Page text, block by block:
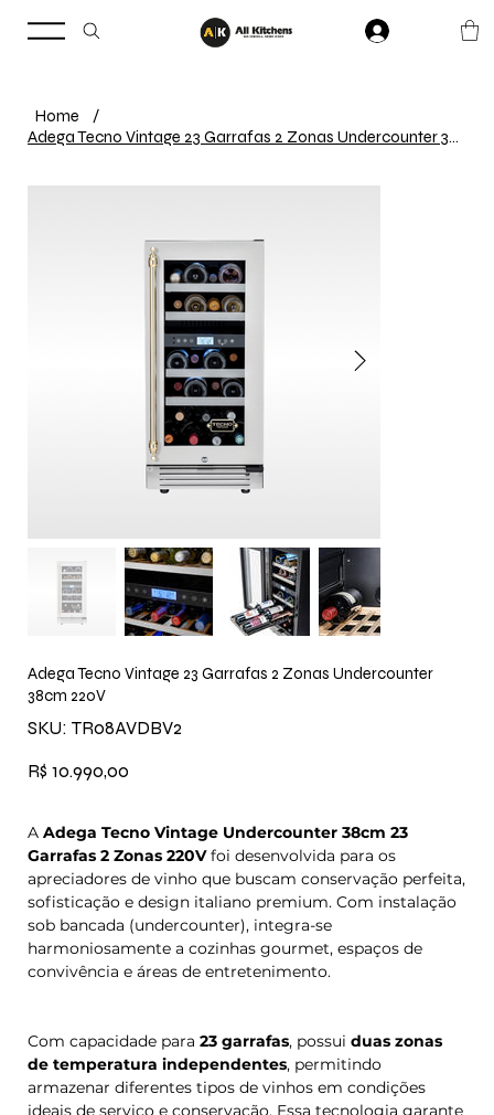
Home
/
Adega Tecno Vintage 23 Garrafas 2 Zonas Undercounter 38cm 220V
Adega Tecno Vintage 23 Garrafas 2 Zonas Undercounter
38cm 220V
SKU: SKU
TR08AVDBV2
TR08AVDBV2
Preço
R$ 10.990,00
A Adega Tecno Vintage Undercounter 38cm 23
Garrafas 2 Zonas 220Vfoi desenvolvida para os
apreciadores de vinho que buscam conservação perfeita,
sofisticação e design italiano premium. Com instalação
sob bancada (undercounter), integra-se
harmoniosamente a cozinhas gourmet, espaços de
convivência e áreas de entretenimento.
Com capacidade para 23 garrafas, possui duas zonas
de temperatura independentes, permitindo
armazenar diferentes tipos de vinhos em condições
ideais de serviço e conservação. Essa tecnologia garante